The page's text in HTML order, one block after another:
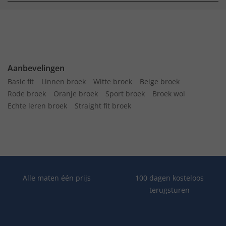
Aanbevelingen
Basic fit Linnen broek Witte broek
Beige broek
Rode broek
Oranje broek Sport broek
Broek wol
Echte leren broek
Straight fit broek
Alle maten één prijs
100 dagen kosteloos
terugsturen